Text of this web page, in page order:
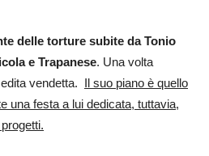
delle torture subite da Tonio
e Trapanese. Una volta
vendetta. Il suo piano è quello
una festa a lui dedicata, tuttavia,